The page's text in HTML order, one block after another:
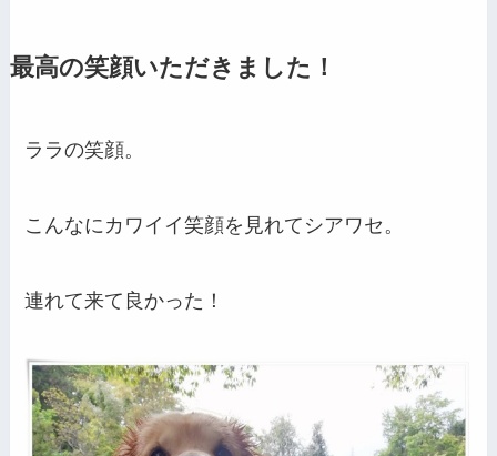
最高の笑顔いただきました！
ララの笑顔。
こんなにカワイイ笑顔を見れてシアワセ。
連れて来て良かった！